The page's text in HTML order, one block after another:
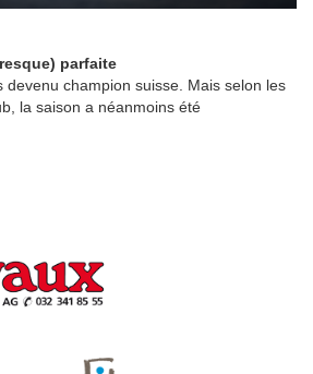
parfaite
devenu champion suisse. Mais selon les
la saison a néanmoins été